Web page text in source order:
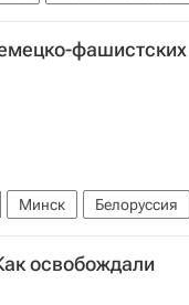
Германия
фашистских
Минск
Белоруссия
1945)
Польша
освобождали